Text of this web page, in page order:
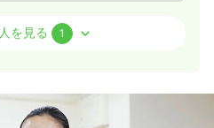
を見る 1